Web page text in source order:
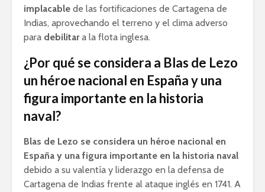
implacable de las fortificaciones de Cartagena de
Indias, aprovechando el terreno y el clima adverso
para debilitara la flota inglesa.
¿Por qué se considera a Blas de Lezo
un héroe nacional en España y una
figura importante en la historia
naval?
Blas de Lezo se considera un héroe nacional en
España y una figura importante en la historia naval
debido a su valentía y liderazgo en la defensa de
Cartagena de Indias frente al ataque inglés en 1741. A